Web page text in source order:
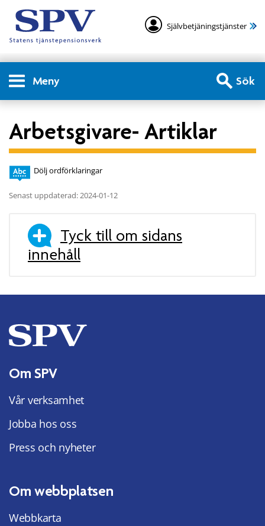
Självbetjäningstjänster
Meny Sök
Arbetsgivare- Artiklar
Dölj ordförklaringar
Senast uppdaterad: 2024-01-12
Tyck till om sidans
innehåll
Om SPV
Vår verksamhet
Jobba hos oss
Press och nyheter
Om webbplatsen
Webbkarta